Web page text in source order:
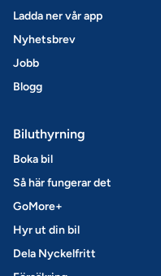
Ladda ner vår app
Nyhetsbrev
Jobb
Blogg
Biluthyrning
Boka bil
Så här fungerar det
GoMore+
Hyr ut din bil
Dela Nyckelfritt